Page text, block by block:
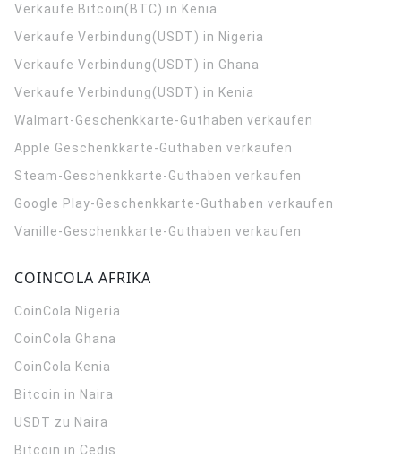
Verkaufe Bitcoin(BTC) in Kenia
Verkaufe Verbindung(USDT) in Nigeria
Verkaufe Verbindung(USDT) in Ghana
Verkaufe Verbindung(USDT) in Kenia
Walmart-Geschenkkarte-Guthaben verkaufen
Apple Geschenkkarte-Guthaben verkaufen
Steam-Geschenkkarte-Guthaben verkaufen
Google Play-Geschenkkarte-Guthaben verkaufen
Vanille-Geschenkkarte-Guthaben verkaufen
COINCOLA AFRIKA
CoinCola Nigeria
CoinCola Ghana
CoinCola Kenia
Bitcoin in Naira
USDT zu Naira
Bitcoin in Cedis